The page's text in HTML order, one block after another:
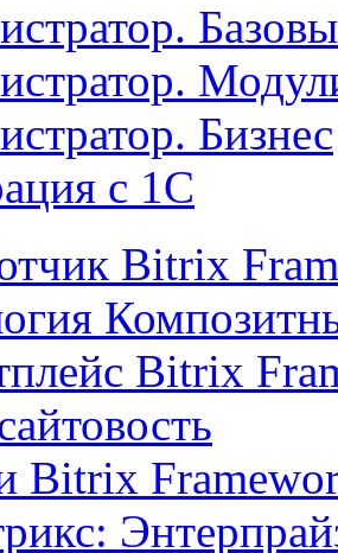
Бизнес
с 1С
Bitrix
Bitrix
Bitrix